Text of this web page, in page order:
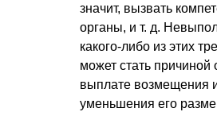
значит, вызвать
органы, и т. д.
какого-либо из этих
может стать причиной
выплате возмещения
уменьшения его